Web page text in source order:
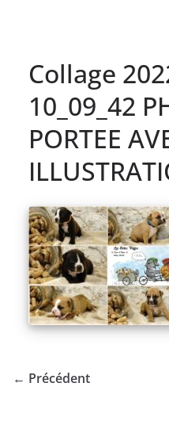
Collage
10_09_42
PORTEE
← Précédent